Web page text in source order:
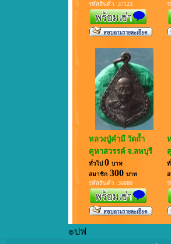
รหัสสินค้า :37123
หลวงปู่คำมี วัดถ้ำ
คูหาสวรรค์ จ.ลพบุรี
ทั่วไป 0 บาท
สมาชิก 300 บาท
รหัสสินค้า :36880
๏ปฟ